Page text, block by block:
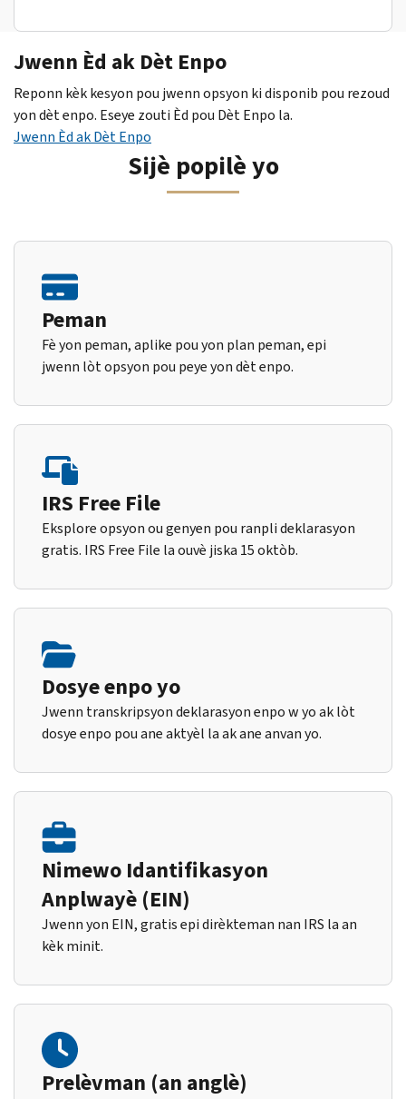
Jwenn Èd ak Dèt Enpo
Reponn kèk kesyon pou jwenn opsyon ki disponib pou rezoud
yon dèt enpo. Eseye zouti Èd pou Dèt Enpo la.
Jwenn Èd ak Dèt Enpo
Sijè popilè yo
Peman
Fè yon peman, aplike pou yon plan peman, epi
jwenn lòt opsyon pou peye yon dèt enpo.
IRS Free File
Eksplore opsyon ou genyen pou ranpli deklarasyon
gratis. IRS Free File la ouvè jiska 15 oktòb.
Dosye enpo yo
Jwenn transkripsyon deklarasyon enpo w yo ak lòt
dosye enpo pou ane aktyèl la ak ane anvan yo.
Nimewo Idantifikasyon
Anplwayè (EIN)
Jwenn yon EIN, gratis epi dirèkteman nan IRS la an
kèk minit.
Prelèvman (an anglè)